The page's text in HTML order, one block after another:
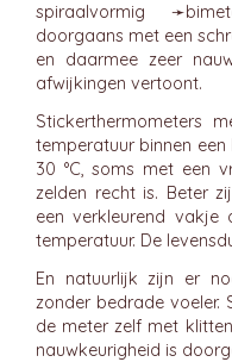
spiraalvormig ➛
doorgaans met een
en daarmee zeer
afwijkingen vertoont.
Stickerthermometers
temperatuur binnen
30 °C, soms met een
zelden recht is. Beter
een verkleurend vakje
temperatuur. De
En natuurlijk zijn er
zonder bedrade voeler.
de meter zelf met
nauwkeurigheid is